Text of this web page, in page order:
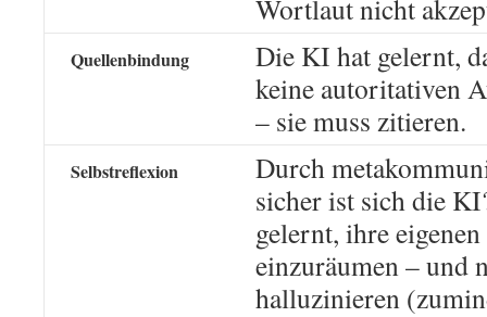
Wortlaut nicht
Quellenbindung
Die KI hat gelernt,
keine autoritativen
– sie muss zitieren.
Selbstreflexion
Durch
sicher ist sich die
gelernt, ihre
einzuräumen – und
halluzinieren